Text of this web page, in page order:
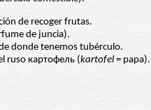
de recoger frutas.
de juncia).
donde tenemos tubérculo.
ruso картофель (kartofel =